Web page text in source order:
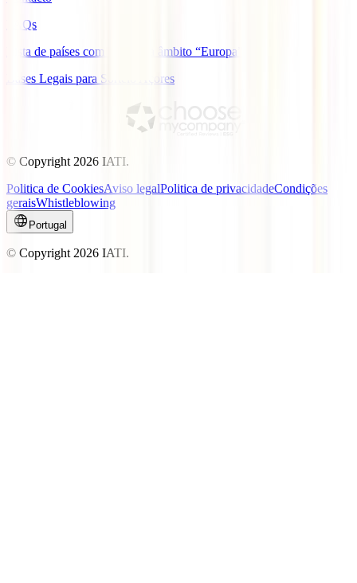
FAQs
Lista de países com cobertura âmbito “Europa”
Bases Legais para Sorteio Açores
© Copyright 2026 IATI.
Politica de CookiesAviso legalPolitica de privacidadeCondições
geraisWhistleblowing
Portugal
© Copyright 2026 IATI.